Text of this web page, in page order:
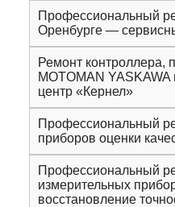
Профессиональный
Оренбурге —
Ремонт контроллера,
MOTOMAN
центр «Кернел»
Профессиональный
приборов оценки
Профессиональный
измерительных
восстановление